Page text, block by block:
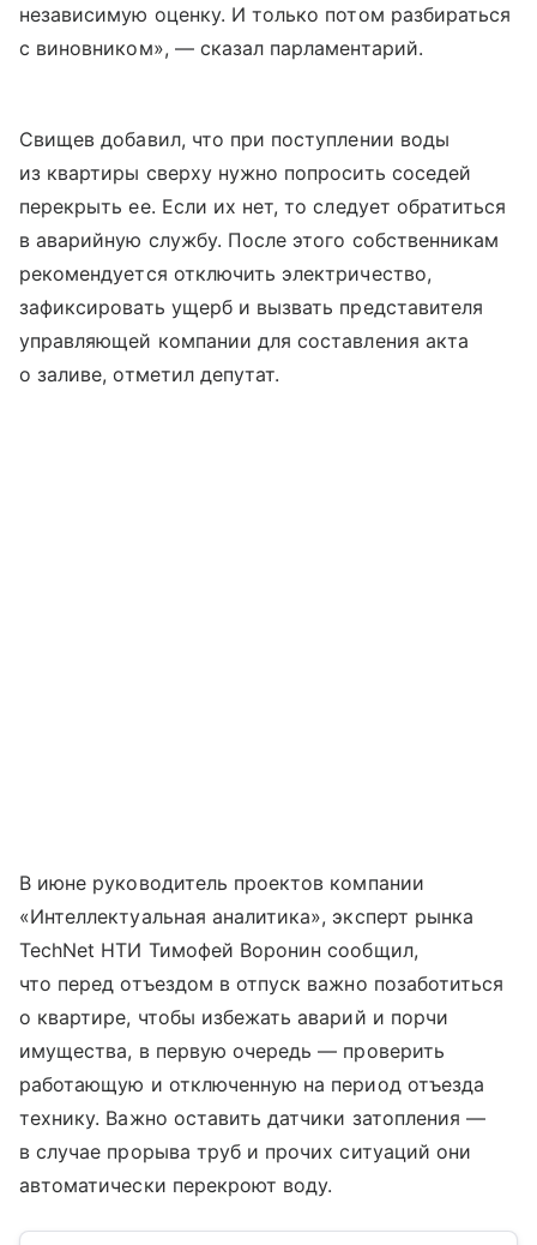
независимую оценку. И только потом разбираться
с виновником», — сказал парламентарий.
Свищев добавил, что при поступлении воды
из квартиры сверху нужно попросить соседей
перекрыть ее. Если их нет, то следует обратиться
в аварийную службу. После этого собственникам
рекомендуется отключить электричество,
зафиксировать ущерб и вызвать представителя
управляющей компании для составления акта
о заливе, отметил депутат.
В июне руководитель проектов компании
«Интеллектуальная аналитика», эксперт рынка
TechNet НТИ Тимофей Воронин сообщил,
что перед отъездом в отпуск важно позаботиться
о квартире, чтобы избежать аварий и порчи
имущества, в первую очередь — проверить
работающую и отключенную на период отъезда
технику. Важно оставить датчики затопления —
в случае прорыва труб и прочих ситуаций они
автоматически перекроют воду.